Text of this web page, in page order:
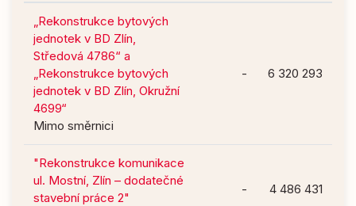
„Rekonstrukce bytových
jednotek v BD Zlín,
Středová 4786“ a
„Rekonstrukce bytových
jednotek v BD Zlín, Okružní
4699“
Mimo směrnici
- 6 320 293
"Rekonstrukce komunikace
ul. Mostní, Zlín – dodatečné
stavební práce 2"
- 4 486 431